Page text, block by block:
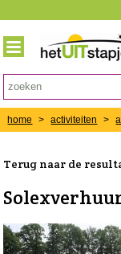
home > activiteiten >
Terug naar de